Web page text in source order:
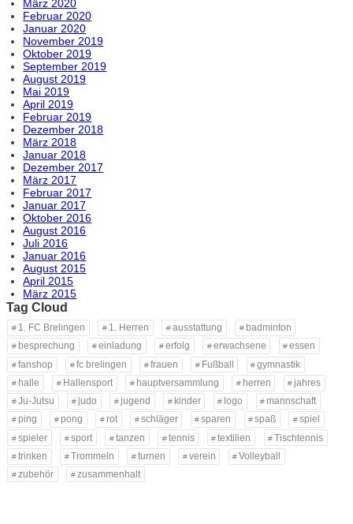
März 2020
Februar 2020
Januar 2020
November 2019
Oktober 2019
September 2019
August 2019
Mai 2019
April 2019
Februar 2019
Dezember 2018
März 2018
Januar 2018
Dezember 2017
März 2017
Februar 2017
Januar 2017
Oktober 2016
August 2016
Juli 2016
Januar 2016
August 2015
April 2015
März 2015
Tag Cloud
1. FC Brelingen 1. Herren ausstattung
badminton
besprechung
einladung erfolg erwachsene
essen
fanshop
fc brelingen frauen Fußball
gymnastik
halle
Hallensport hauptversammlung herren
jahres
Ju-Jutsu
judo jugend kinder logo
mannschaft
ping
pong rot schläger sparen spaß
spiel
spieler
sport tanzen tennis textilien
Tischtennis
trinken
Trommeln turnen verein
Volleyball
zubehör
zusammenhalt